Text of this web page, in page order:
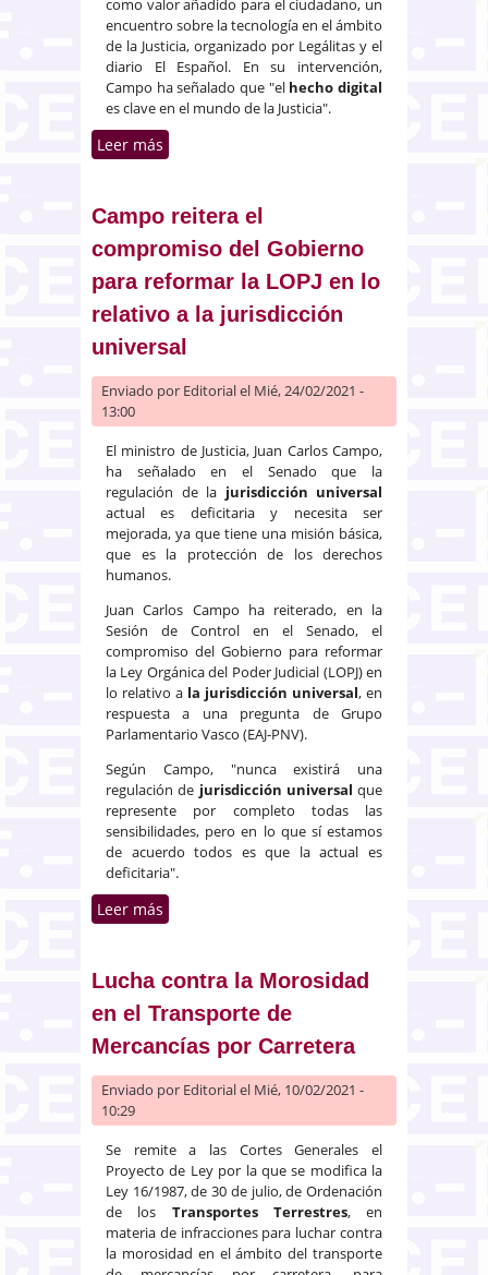
encuentro sobre la tecnología en el ámbito
de la Justicia, organizado por Legálitas y el
diario El Español. En su intervención,
Campo ha señalado que "el hecho digital
es clave en el mundo de la Justicia".
Leer más
Campo reitera el
compromiso del Gobierno
para reformar la LOPJ en lo
relativo a la jurisdicción
universal
Enviado por Editorialel Mié, 24/02/2021 -
13:00
El ministro de Justicia, Juan Carlos Campo,
ha señalado en el Senado que la
regulación de la jurisdicción universal
actual es deficitaria y necesita ser
mejorada, ya que tiene una misión básica,
que es la protección de los derechos
humanos.
Juan Carlos Campo ha reiterado, en la
Sesión de Control en el Senado, el
compromiso del Gobierno para reformar
la Ley Orgánica del Poder Judicial (LOPJ) en
lo relativo a la jurisdicción universal, en
respuesta a una pregunta de Grupo
Parlamentario Vasco (EAJ-PNV).
Según Campo, "nunca existirá una
regulación de jurisdicción universal que
represente por completo todas las
sensibilidades, pero en lo que sí estamos
de acuerdo todos es que la actual es
deficitaria".
Leer más
la jurisdicción universal
Lucha contra la Morosidad
en el Transporte de
Mercancías por Carretera
Enviado por Editorialel Mié, 10/02/2021 -
10:29
Se remite a las Cortes Generales el
Proyecto de Ley por la que se modifica la
Ley 16/1987, de 30 de julio, de Ordenación
de los Transportes Terrestres, en
materia de infracciones para luchar contra
la morosidad en el ámbito del transporte